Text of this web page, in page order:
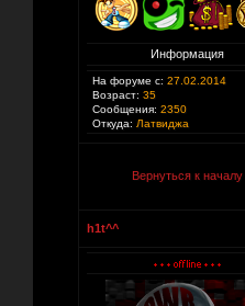
Информация
На форуме с: 27.02.2014
Возраст: 35
Сообщения: 2350
Откуда: Латвиджа
Вернуться к началу
h1t^^